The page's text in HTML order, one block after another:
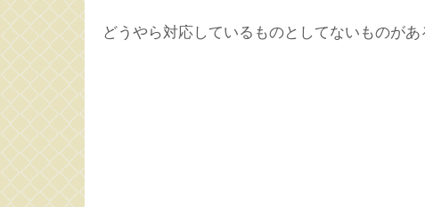
どうやら対応しているものとしてないものがあ